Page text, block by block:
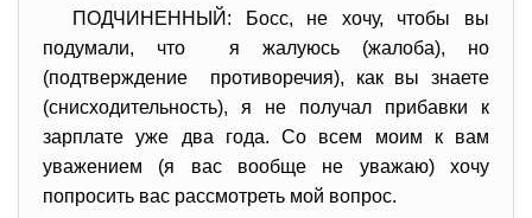
ПОДЧИНЕННЫЙ: Босс, не хочу, чтобы вы
подумали, что я жалуюсь (жалоба), но
(подтверждение противоречия), как вы знаете
(снисходительность), я не получал прибавки к
зарплате уже два года. Со всем моим к вам
уважением (я вас вообще не уважаю) хочу
попросить вас рассмотреть мой вопрос.